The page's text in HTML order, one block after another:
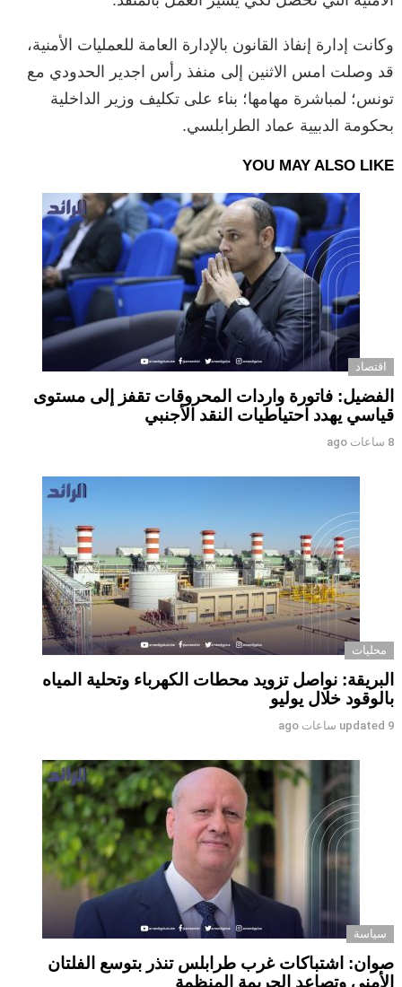
وكانت إدارة إنفاذ القانون بالإدارة العامة للعمليات الأمنية،
قد وصلت امس الاثنين إلى منفذ رأس اجدير الحدودي مع
تونس؛ لمباشرة مهامها؛ بناء على تكليف وزير الداخلية
بحكومة الدبيية عماد الطرابلسي.
YOU MAY ALSO LIKE
اقتصاد
الفضيل: فاتورة واردات المحروقات تقفز إلى مستوى
قياسي يهدد احتياطيات النقد الأجنبي
8 ساعات ago
محليات
البريقة: نواصل تزويد محطات الكهرباء وتحلية المياه
بالوقود خلال يوليو
updated 9 ساعات ago
سياسة
صوان: اشتباكات غرب طرابلس تنذر بتوسع الفلتان
الأمني وتصاعد الجريمة المنظمة